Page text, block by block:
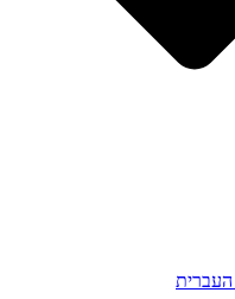
העברית